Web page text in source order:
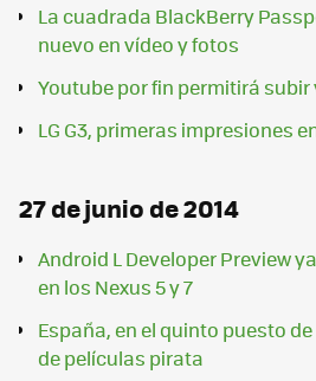
La cuadrada BlackBerry
nuevo en vídeo y fotos
Youtube por fin permitirá subir
LG G3, primeras impresiones
27 de junio de 2014
Android L Developer Preview
en los Nexus 5 y 7
España, en el quinto puesto
de películas pirata